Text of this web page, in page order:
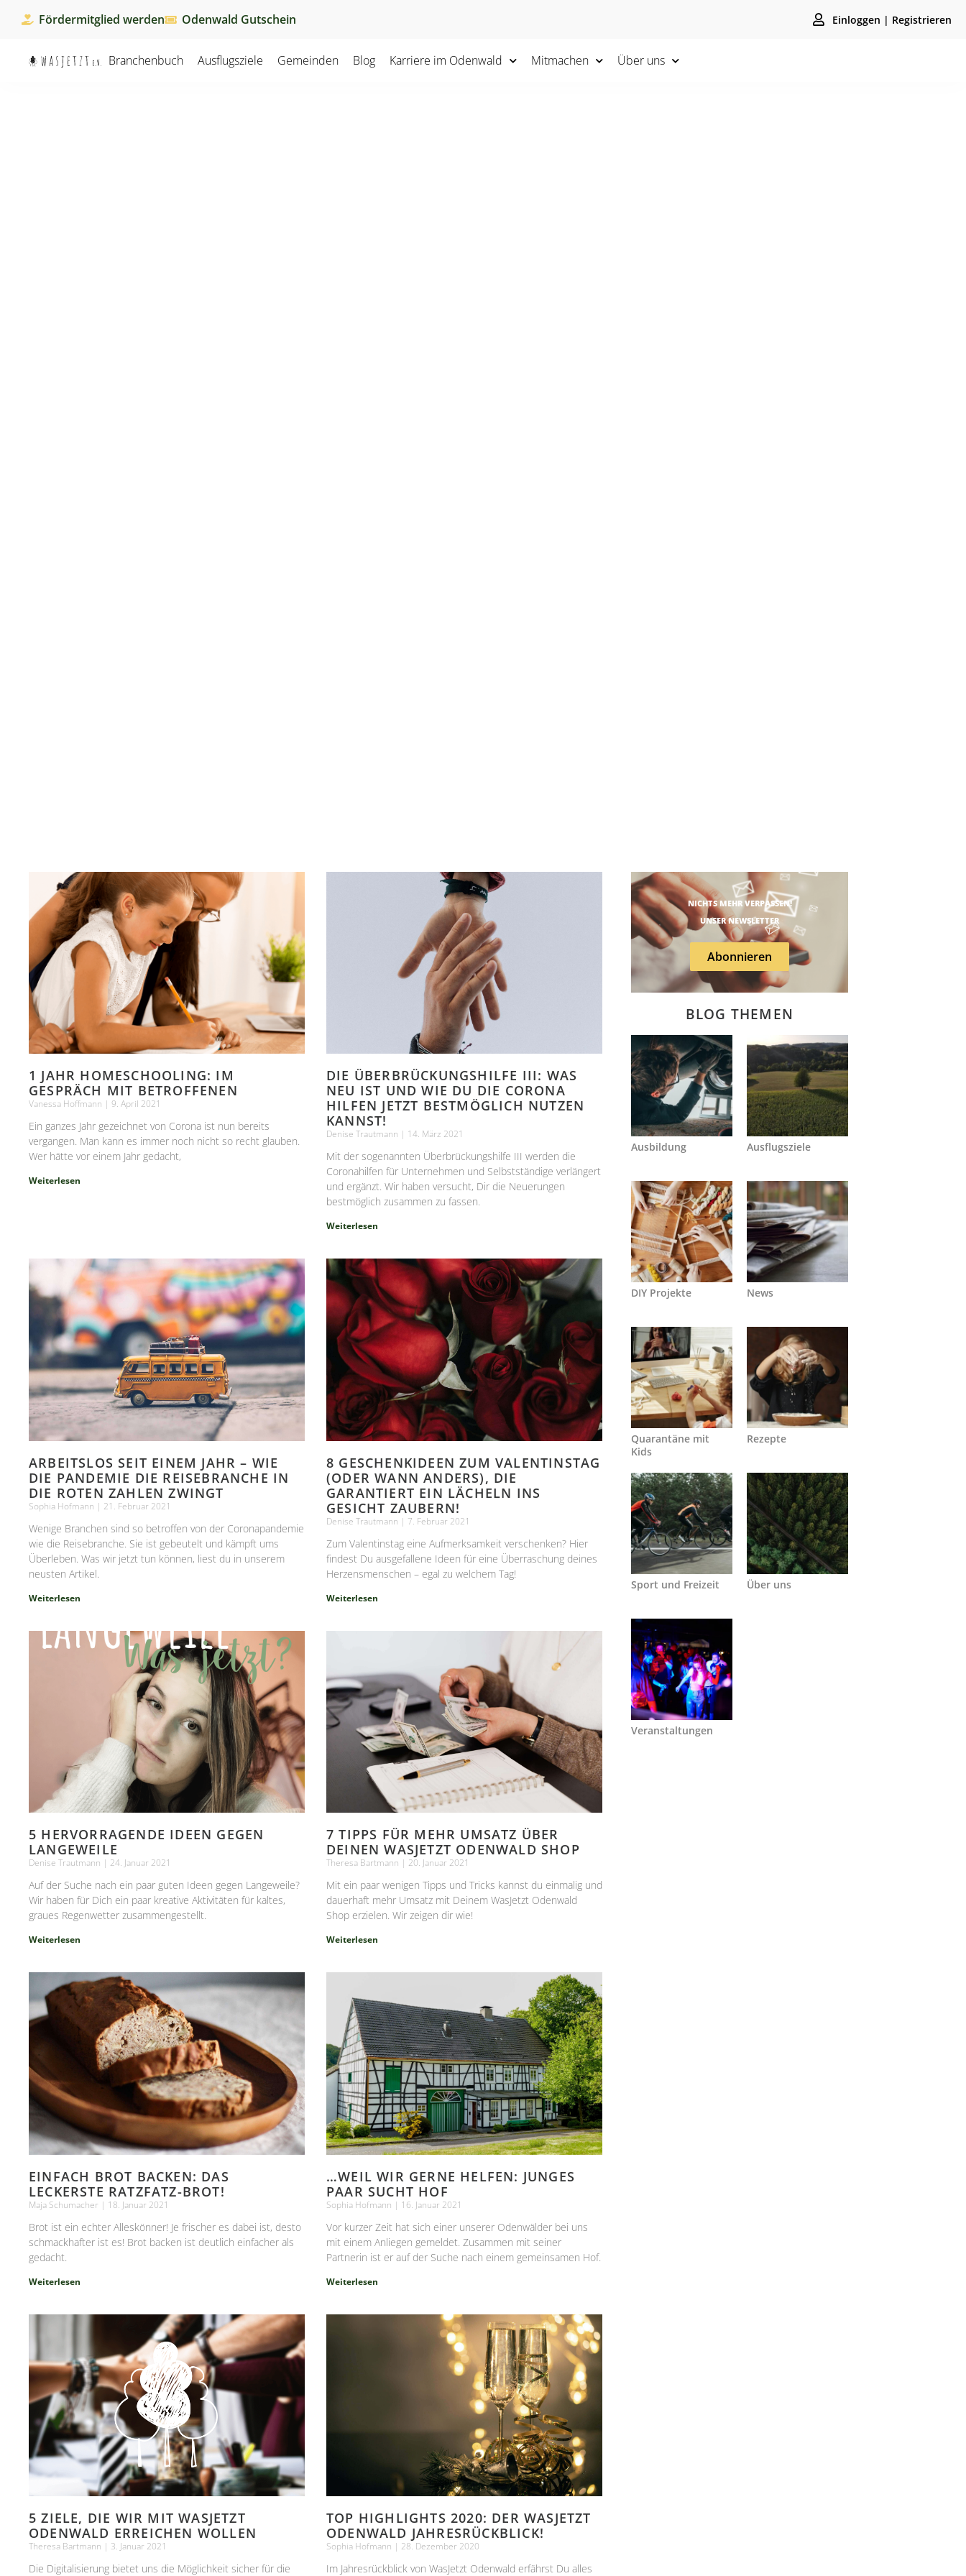
Fördermitglied werden Odenwald Gutschein Einloggen | Registrieren
Branchenbuch Ausflugsziele Gemeinden Blog Karriere im Odenwald Mitmachen Über uns
1 JAHR HOMESCHOOLING: IM
GESPRÄCH MIT BETROFFENEN
Vanessa Hoffmann 9. April 2021
Ein ganzes Jahr gezeichnet von Corona ist nun bereits
vergangen. Man kann es immer noch nicht so recht glauben.
Wer hätte vor einem Jahr gedacht,
Weiterlesen
DIE ÜBERBRÜCKUNGSHILFE III: WAS
NEU IST UND WIE DU DIE CORONA
HILFEN JETZT BESTMÖGLICH NUTZEN
KANNST!
Denise Trautmann 14. März 2021
Mit der sogenannten Überbrückungshilfe III werden die
Coronahilfen für Unternehmen und Selbstständige verlängert
und ergänzt. Wir haben versucht, Dir die Neuerungen
bestmöglich zusammen zu fassen.
Weiterlesen
ARBEITSLOS SEIT EINEM JAHR – WIE
DIE PANDEMIE DIE REISEBRANCHE IN
DIE ROTEN ZAHLEN ZWINGT
Sophia Hofmann 21. Februar 2021
Wenige Branchen sind so betroffen von der Coronapandemie
wie die Reisebranche. Sie ist gebeutelt und kämpft ums
Überleben. Was wir jetzt tun können, liest du in unserem
neusten Artikel.
Weiterlesen
8 GESCHENKIDEEN ZUM VALENTINSTAG
(ODER WANN ANDERS), DIE
GARANTIERT EIN LÄCHELN INS
GESICHT ZAUBERN!
Denise Trautmann 7. Februar 2021
Zum Valentinstag eine Aufmerksamkeit verschenken? Hier
findest Du ausgefallene Ideen für eine Überraschung deines
Herzensmenschen – egal zu welchem Tag!
Weiterlesen
5 HERVORRAGENDE IDEEN GEGEN
LANGEWEILE
Denise Trautmann 24. Januar 2021
Auf der Suche nach ein paar guten Ideen gegen Langeweile?
Wir haben für Dich ein paar kreative Aktivitäten für kaltes,
graues Regenwetter zusammengestellt.
Weiterlesen
7 TIPPS FÜR MEHR UMSATZ ÜBER
DEINEN WASJETZT ODENWALD SHOP
Theresa Bartmann 20. Januar 2021
Mit ein paar wenigen Tipps und Tricks kannst du einmalig und
dauerhaft mehr Umsatz mit Deinem WasJetzt Odenwald
Shop erzielen. Wir zeigen dir wie!
Weiterlesen
EINFACH BROT BACKEN: DAS
LECKERSTE RATZFATZ-BROT!
Maja Schumacher 18. Januar 2021
Brot ist ein echter Alleskönner! Je frischer es dabei ist, desto
schmackhafter ist es! Brot backen ist deutlich einfacher als
gedacht.
Weiterlesen
…WEIL WIR GERNE HELFEN: JUNGES
PAAR SUCHT HOF
Sophia Hofmann 16. Januar 2021
Vor kurzer Zeit hat sich einer unserer Odenwälder bei uns
mit einem Anliegen gemeldet. Zusammen mit seiner
Partnerin ist er auf der Suche nach einem gemeinsamen Hof.
Weiterlesen
5 ZIELE, DIE WIR MIT WASJETZT
ODENWALD ERREICHEN WOLLEN
Theresa Bartmann 3. Januar 2021
Die Digitalisierung bietet uns die Möglichkeit sicher für die
TOP HIGHLIGHTS 2020: DER WASJETZT
ODENWALD JAHRESRÜCKBLICK!
Sophia Hofmann 28. Dezember 2020
Im Jahresrückblick von WasJetzt Odenwald erfährst Du alles
NICHTS MEHR VERPASSEN!
UNSER NEWSLETTER
Abonnieren
BLOG THEMEN
Ausbildung Ausflugsziele
DIY Projekte News
Quarantäne mit
Kids
Rezepte
Sport und Freizeit Über uns
Veranstaltungen